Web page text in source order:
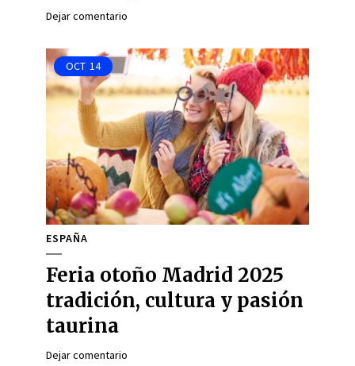
Dejar comentario
OCT 14
ESPAÑA
Feria otoño Madrid 2025
tradición, cultura y pasión
taurina
Dejar comentario